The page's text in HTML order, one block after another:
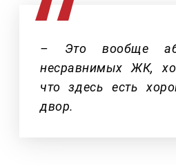
– Это вообще
несравнимых ЖК,
что здесь есть
двор.